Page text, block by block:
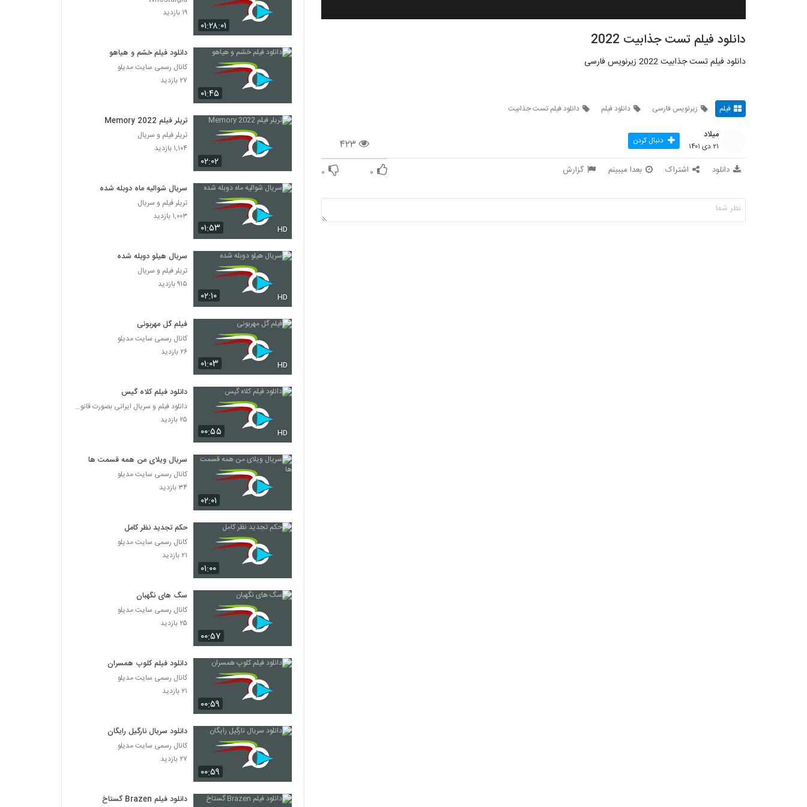
دانلود فیلم تست جذابیت 2022
دانلود فیلم تست جذابیت 2022 زیرنویس فارسی
فیلم زیرنویس فارسی دانلود فیلم دانلود فیلم تست جذابیت
۴۲۳
میلاد
۲۱ دی ۱۴۰۱ دنبال کردن
دانلود اشتراک بعدا میبینم گزارش ۰ ۰
۰۱:۲۸:۰۱
۱۹ بازدید
۰۱:۴۵
دانلود فیلم خشم و هیاهو
کانال رسمی سایت مدیلو
۲۷ بازدید
۰۲:۰۲
تریلر فیلم Memory 2022
تریلر فیلم و سریال
۱,۱۰۴ بازدید
۰۱:۵۳ HD
سریال شوالیه ماه دوبله شده
تریلر فیلم و سریال
۱,۰۰۳ بازدید
۰۲:۱۰ HD
سریال هیلو دوبله شده
تریلر فیلم و سریال
۹۱۵ بازدید
۰۱:۰۳ HD
فیلم گل مهربونی
کانال رسمی سایت مدیلو
۲۶ بازدید
۰۰:۵۵ HD
دانلود فیلم کلاه گیس
دانلود فیلم و سریال ایرانی بصورت قانونی
۲۵ بازدید
۰۲:۰۱
سریال ویلای من همه قسمت ها
کانال رسمی سایت مدیلو
۳۴ بازدید
۰۱:۰۰
حکم تجدید نظر کامل
کانال رسمی سایت مدیلو
۲۱ بازدید
۰۰:۵۷
سگ های نگهبان
کانال رسمی سایت مدیلو
۲۵ بازدید
۰۰:۵۹
دانلود فیلم کلوپ همسران
کانال رسمی سایت مدیلو
۲۱ بازدید
۰۰:۵۹
دانلود سریال نارگیل رایگان
کانال رسمی سایت مدیلو
۲۷ بازدید
دانلود فیلم Brazen گستاخ